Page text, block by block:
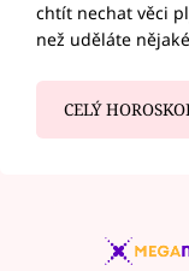
chtít nechat věci
než uděláte
CELÝ